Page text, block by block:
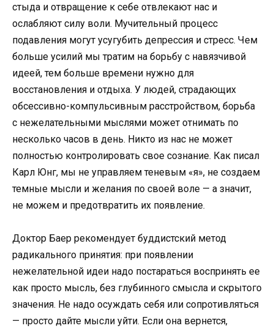
стыда и отвращение к себе отвлекают нас и
ослабляют силу воли. Мучительный процесс
подавления могут усугубить депрессия и стресс. Чем
больше усилий мы тратим на борьбу с навязчивой
идеей, тем больше времени нужно для
восстановления и отдыха. У людей, страдающих
обсессивно-компульсивным расстройством, борьба
с нежелательными мыслями может отнимать по
несколько часов в день. Никто из нас не может
полностью контролировать свое сознание. Как писал
Карл Юнг, мы не управляем теневым «я», не создаем
темные мысли и желания по своей воле — а значит,
не можем и предотвратить их появление.
Доктор Баер рекомендует буддистский метод
радикального принятия: при появлении
нежелательной идеи надо постараться воспринять ее
как просто мысль, без глубинного смысла и скрытого
значения. Не надо осуждать себя или сопротивляться
— просто дайте мысли уйти. Если она вернется,